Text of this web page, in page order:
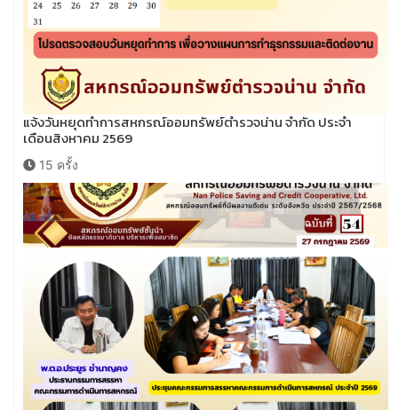
แจ้งวันหยุดทำการสหกรณ์ออมทรัพย์ตำรวจน่าน จำกัด ประจำ
เดือนสิงหาคม 2569
15 ครั้ง